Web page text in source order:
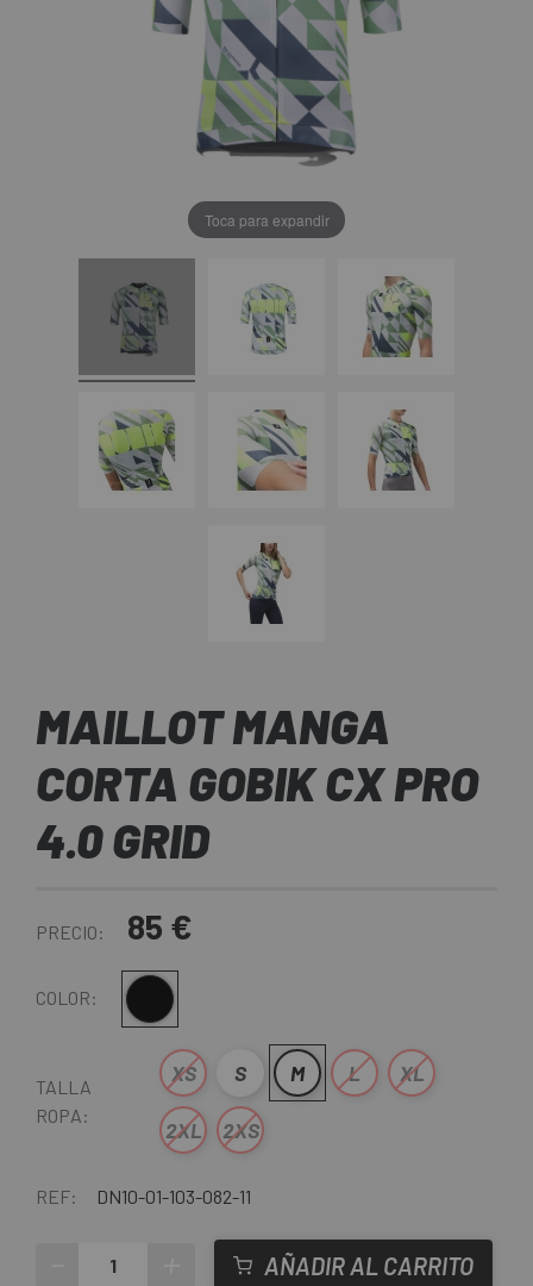
Toca para expandir
MAILLOT MANGA
CORTA GOBIK CX PRO
4.0 GRID
PRECIO: 85 €
COLOR: Multi
TALLA
ROPA:
XS S M L XL
2XL 2XS
REF: DN10-01-103-082-11
AÑADIR AL CARRITO